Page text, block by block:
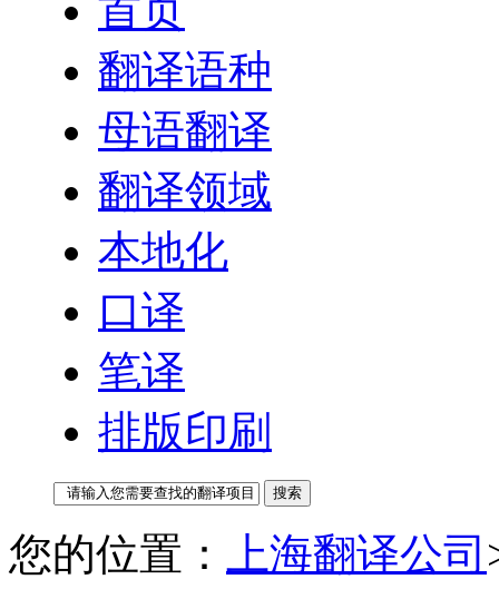
首页
翻译语种
母语翻译
翻译领域
本地化
口译
笔译
排版印刷
您的位置： 上海翻译公司